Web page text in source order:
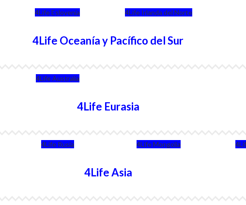
4Life Eslovenia 4Life Irlanda del Norte
4Life Oceanía y Pacífico del Sur
4Life Australia
4Life Eurasia
4Life Rusia 4Life Mongolia
4Life Asia